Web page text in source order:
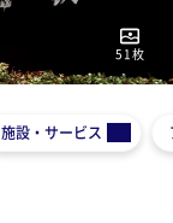
51 枚
施設・サービス